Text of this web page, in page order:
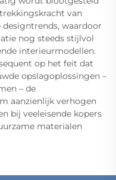
van
waardoor
nog steeds stijlvol
interieurmodellen.
op het feit dat
opslagoplossingen –
– de
aanzienlijk verhogen
bij veeleisende kopers
materialen